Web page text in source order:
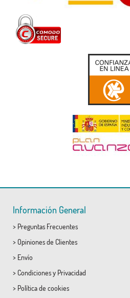
Información General
> Preguntas Frecuentes
> Opiniones de Clientes
> Envío
> Condicionesy Privacidad
> Política de cookies